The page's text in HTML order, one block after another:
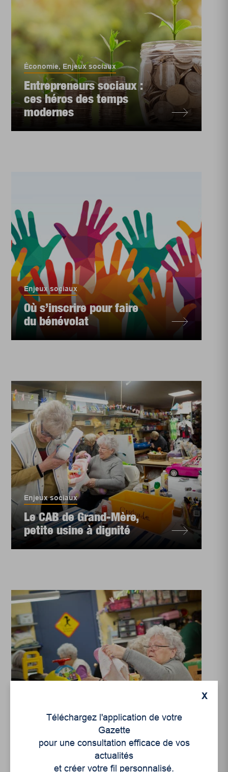
Économie, Enjeux sociaux
Entrepreneurs sociaux :
ces héros des temps
modernes
Enjeux sociaux
Où s’inscrire pour faire
du bénévolat
Enjeux sociaux
Le CAB de Grand-Mère,
petite usine à dignité
Les farfadets de Grand-
Mère
X
Téléchargez l'application de votre
Gazette
pour une consultation efficace de vos
actualités
et créer votre fil personnalisé.